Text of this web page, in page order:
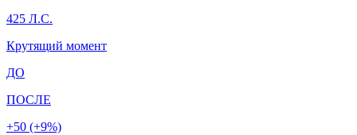
425 Л.С.
Крутящий момент
ДО
ПОСЛЕ
+50 (+9%)